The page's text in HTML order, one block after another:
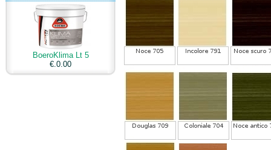
BoeroKlima Lt 5
€.0.00